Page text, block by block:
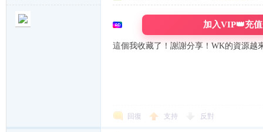
加入VIP👑充
這個我收藏了！謝謝分享！WK的資源越
回復 支持 反對